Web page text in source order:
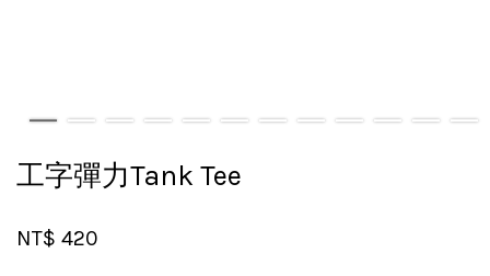
工字彈力Tank Tee
NT$ 420